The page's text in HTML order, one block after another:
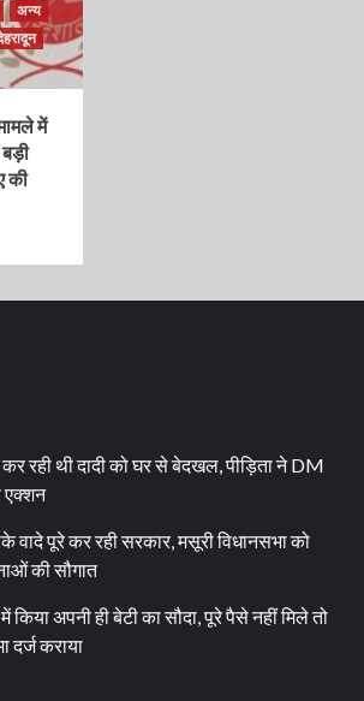
अन्य
में
की
कर रही थी दादी को घर से बेदखल, पीड़िता ने DM
एक्शन
वादे पूरे कर रही सरकार, मसूरी विधानसभा को
की सौगात
अपनी ही बेटी का सौदा, पूरे पैसे नहीं मिले तो
कराया